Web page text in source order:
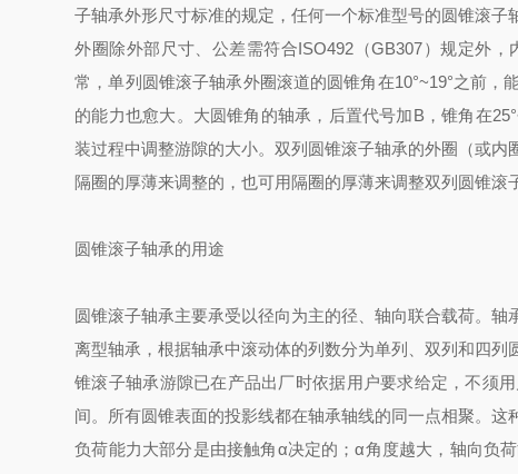
子轴承外形尺寸标准的规定，任何一个标准型号的圆锥滚
外圈除外部尺寸、公差需符合ISO492（GB307）规定
常，单列圆锥滚子轴承外圈滚道的圆锥角在10°~19°之前
的能力也愈大。大圆锥角的轴承，后置代号加B，锥角在
装过程中调整游隙的大小。双列圆锥滚子轴承的外圈（或
隔圈的厚薄来调整的，也可用隔圈的厚薄来调整双列圆锥滚
圆锥滚子轴承的用途
圆锥滚子轴承主要承受以径向为主的径、轴向联合载荷。
离型轴承，根据轴承中滚动体的列数分为单列、双列和四
锥滚子轴承游隙已在产品出厂时依据用户要求给定，不须
间。所有圆锥表面的投影线都在轴承轴线的同一点相聚。
负荷能力大部分是由接触角α决定的；α角度越大，轴向负